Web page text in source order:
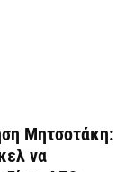
Μητσοτάκη:
να